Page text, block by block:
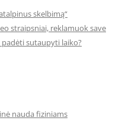
skelbimą“
straipsniai, reklamuok save
sutaupyti laiko?
nauda fiziniams